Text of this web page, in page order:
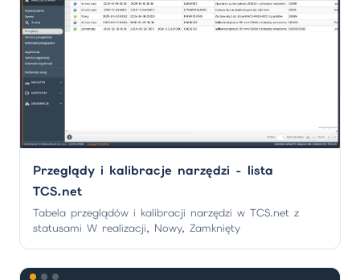
Przeglądy i kalibracje narzędzi - lista
TCS.net
Tabela przeglądów i kalibracji narzędzi w TCS.net z
statusami W realizacji, Nowy, Zamknięty